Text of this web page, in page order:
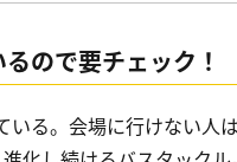
ので要チェック！
いる。会場に行けない人